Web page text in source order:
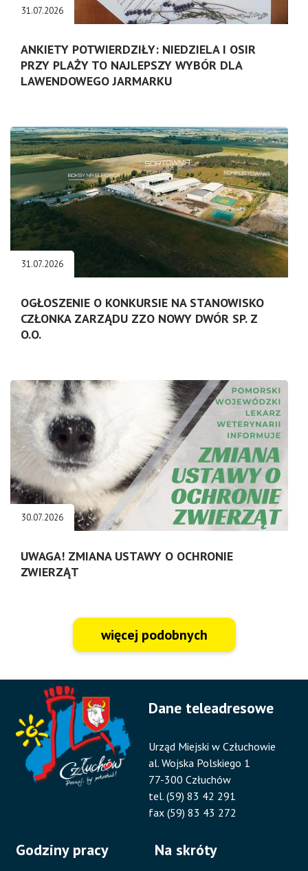
31.07.2026
ANKIETY POTWIERDZIŁY: NIEDZIELA I OSIR
PRZY PLAŻY TO NAJLEPSZY WYBÓR DLA
LAWENDOWEGO JARMARKU
31.07.2026
OGŁOSZENIE O KONKURSIE NA STANOWISKO
CZŁONKA ZARZĄDU ZZO NOWY DWÓR SP. Z
O.O.
30.07.2026
UWAGA! ZMIANA USTAWY O OCHRONIE
ZWIERZĄT
więcej podobnych
Dane teleadresowe
Urząd Miejski w Człuchowie
al. Wojska Polskiego 1
77-300 Człuchów
tel. (59) 83 42 291
fax (59) 83 43 272
Godziny pracy Na skróty